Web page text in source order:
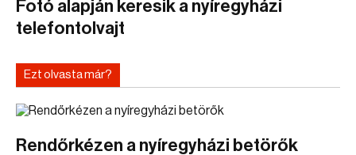
Fotó alapján keresik a nyíregyházi
telefontolvajt
Ezt olvasta már?
Rendőrkézen a nyíregyházi betörők